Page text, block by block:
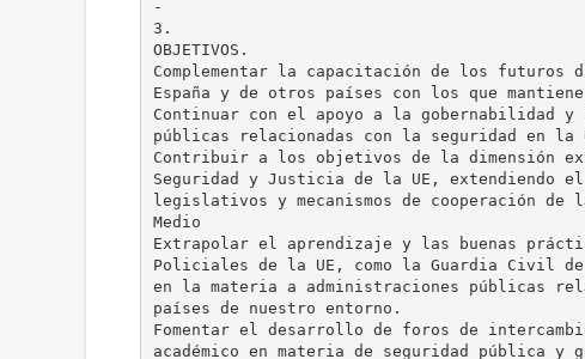
-
3.
OBJETIVOS.
Complementar la capacitación de los
España y de otros países con los que
Continuar con el apoyo a la gobernabilidad
públicas relacionadas con la seguridad en la
Contribuir a los objetivos de la dimensión
Seguridad y Justicia de la UE, extendiendo
legislativos y mecanismos de cooperación de
Medio
Extrapolar el aprendizaje y las buenas
Policiales de la UE, como la Guardia Civil de
en la materia a administraciones públicas
países de nuestro entorno.
Fomentar el desarrollo de foros de
académico en materia de seguridad pública y